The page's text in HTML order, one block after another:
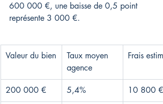
600 000 €, une baisse de 0,5 point
représente 3 000 €.
Valeur du bien
Taux moyen
agence
Frais
200 000 € 5,4% 10 800 €